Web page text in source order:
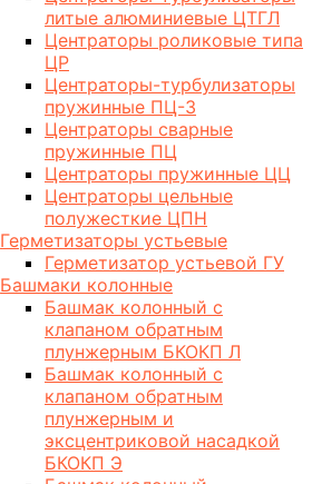
литые алюминиевые ЦТГЛ
Центраторы роликовые типа
ЦР
Центраторы-турбулизаторы
пружинные ПЦ-3
Центраторы сварные
пружинные ПЦ
Центраторы пружинные ЦЦ
Центраторы цельные
полужесткие ЦПН
Герметизаторы устьевые
Герметизатор устьевой ГУ
Башмаки колонные
Башмак колонный с
клапаном обратным
плунжерным БКОКП Л
Башмак колонный с
клапаном обратным
плунжерным и
эксцентриковой насадкой
БКОКП Э